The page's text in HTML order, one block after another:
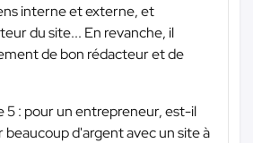
interne et externe, et
du site... En revanche, il
de bon rédacteur et de
5 : pour un entrepreneur, est-il
beaucoup d'argent avec un site à